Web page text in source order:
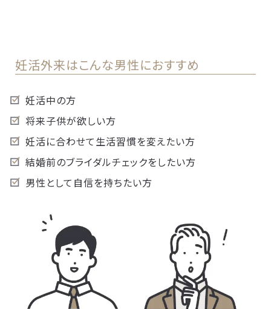
妊活外来はこんな男性におすすめ
妊活中の方
将来子供が欲しい方
妊活に合わせて生活習慣を変えたい方
結婚前のブライダルチェックをしたい方
男性として自信を持ちたい方